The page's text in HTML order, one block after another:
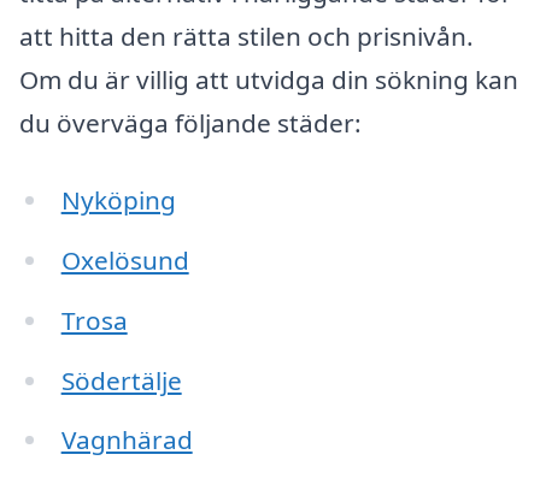
att hitta den rätta stilen och prisnivån.
Om du är villig att utvidga din sökning kan
du överväga följande städer:
Nyköping
Oxelösund
Trosa
Södertälje
Vagnhärad